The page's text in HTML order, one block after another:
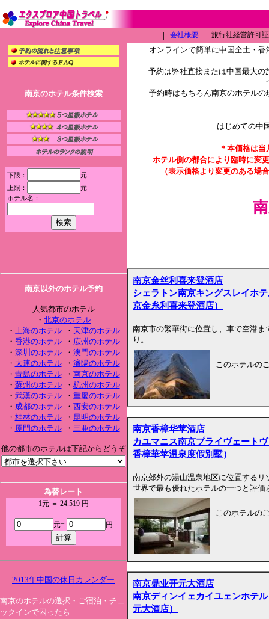
｜ 会社概要 ｜ 旅行社経営許可
南京のホテル条件検索
下限：
元
上限：
元
ホテル名：
南京以外のホテル予約
人気都市のホテル
・ 北京のホテル
・ 上海のホテル・ 天津のホテル
・ 香港のホテル・ 広州のホテル
・ 深圳のホテル・ 澳門のホテル
・ 大連のホテル・ 瀋陽のホテル
・ 青島のホテル・ 南京のホテル
・ 蘇州のホテル・ 杭州のホテル
・ 武漢のホテル・ 重慶のホテル
・ 成都のホテル・ 西安のホテル
・ 桂林のホテル・ 昆明のホテル
・ 厦門のホテル・ 三亜のホテル
他の都市のホテルは下記からどうぞ
為替レート
1元 ＝ 24.519 円
元= 円
2013年中国の休日カレンダー
南京のホテルの選択・ご宿泊・チェ
ックインで困ったら
オンラインで簡単に中国全土・
予約は弊社直接または中国最大
予約時はもちろん南京のホテル
はじめての中
＊本価格は
ホテル側の都合により臨時に変
（表示価格より変更のある場
南京金丝利喜来登酒店
シェラトン南京キングスレイホ
京金糸利喜来登酒店）
南京市の繁華街に位置し、車で空港
り。
このホテルの
南京香樟华苹酒店
カユマニス南京プライヴェート
香樟華苹温泉度假別墅）
南京郊外の湯山温泉地区に位置するリ
世界で最も優れたホテルの一つと評価
このホテルの
南京鼎业开元大酒店
南京ディンイェカイユェンホテ
元大酒店）